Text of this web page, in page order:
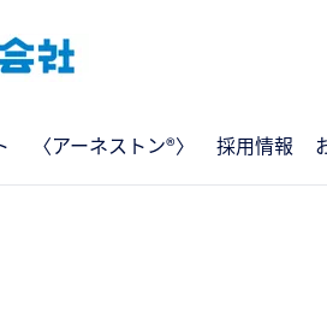
〈アーネストン®〉 採用情報